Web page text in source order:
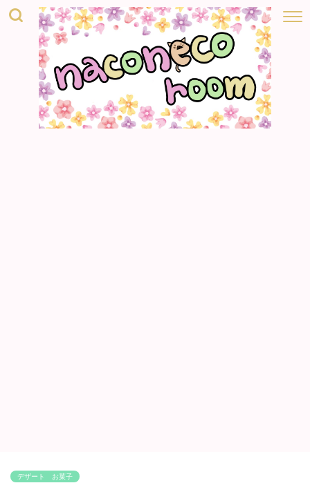
デザート お菓子